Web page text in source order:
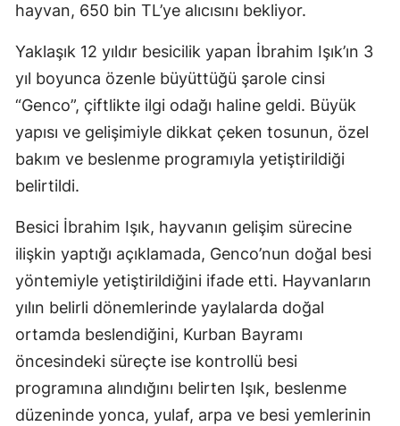
hayvan, 650 bin TL’ye alıcısını bekliyor.
Yaklaşık 12 yıldır besicilik yapan İbrahim Işık’ın 3
yıl boyunca özenle büyüttüğü şarole cinsi
“Genco”, çiftlikte ilgi odağı haline geldi. Büyük
yapısı ve gelişimiyle dikkat çeken tosunun, özel
bakım ve beslenme programıyla yetiştirildiği
belirtildi.
Besici İbrahim Işık, hayvanın gelişim sürecine
ilişkin yaptığı açıklamada, Genco’nun doğal besi
yöntemiyle yetiştirildiğini ifade etti. Hayvanların
yılın belirli dönemlerinde yaylalarda doğal
ortamda beslendiğini, Kurban Bayramı
öncesindeki süreçte ise kontrollü besi
programına alındığını belirten Işık, beslenme
düzeninde yonca, yulaf, arpa ve besi yemlerinin